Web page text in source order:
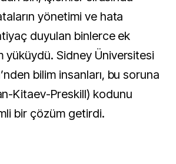
yönetimi ve hata
duyulan binlerce ek
yüküydü. Sidney Üniversitesi
bilim insanları, bu soruna
Kitaev-Preskill) kodunu
bir çözüm getirdi.